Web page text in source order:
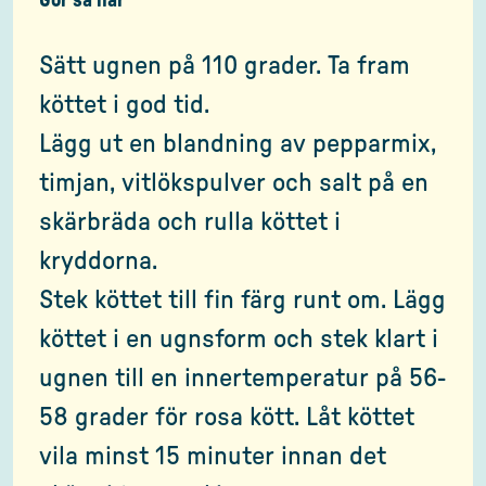
Sätt ugnen på 110 grader. Ta fram
köttet i god tid.
Lägg ut en blandning av pepparmix,
timjan, vitlökspulver och salt på en
skärbräda och rulla köttet i
kryddorna.
Stek köttet till fin färg runt om. Lägg
köttet i en ugnsform och stek klart i
ugnen till en innertemperatur på 56-
58 grader för rosa kött. Låt köttet
vila minst 15 minuter innan det